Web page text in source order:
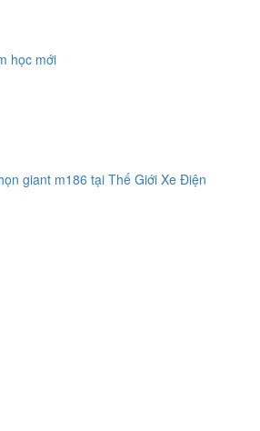
học mới
giant m186 tại Thế Giới Xe Điện